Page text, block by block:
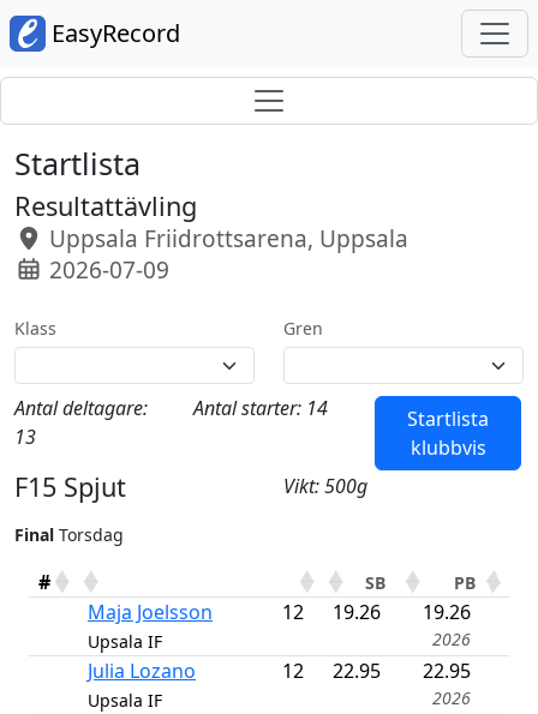
EasyRecord
Startlista
Resultattävling
Uppsala Friidrottsarena, Uppsala
2026-07-09
Klass Gren
Antal deltagare:
13
Antal starter: 14
Startlista
klubbvis
F15 Spjut Vikt: 500g
Final Torsdag
# SB PB
Maja Joelsson
Upsala IF
12 19.26 19.26
2026
Julia Lozano
Upsala IF
12 22.95 22.95
2026